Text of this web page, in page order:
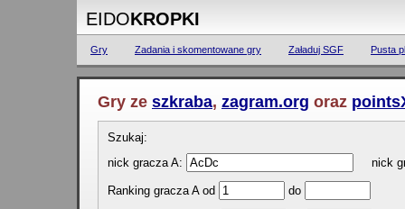
EIDOKROPKI
Gry Zadania i skomentowane gry Załaduj SGF Pusta
Gry ze szkraba, zagram.org oraz
Szukaj:
nick gracza A:
nick
Ranking gracza A od do